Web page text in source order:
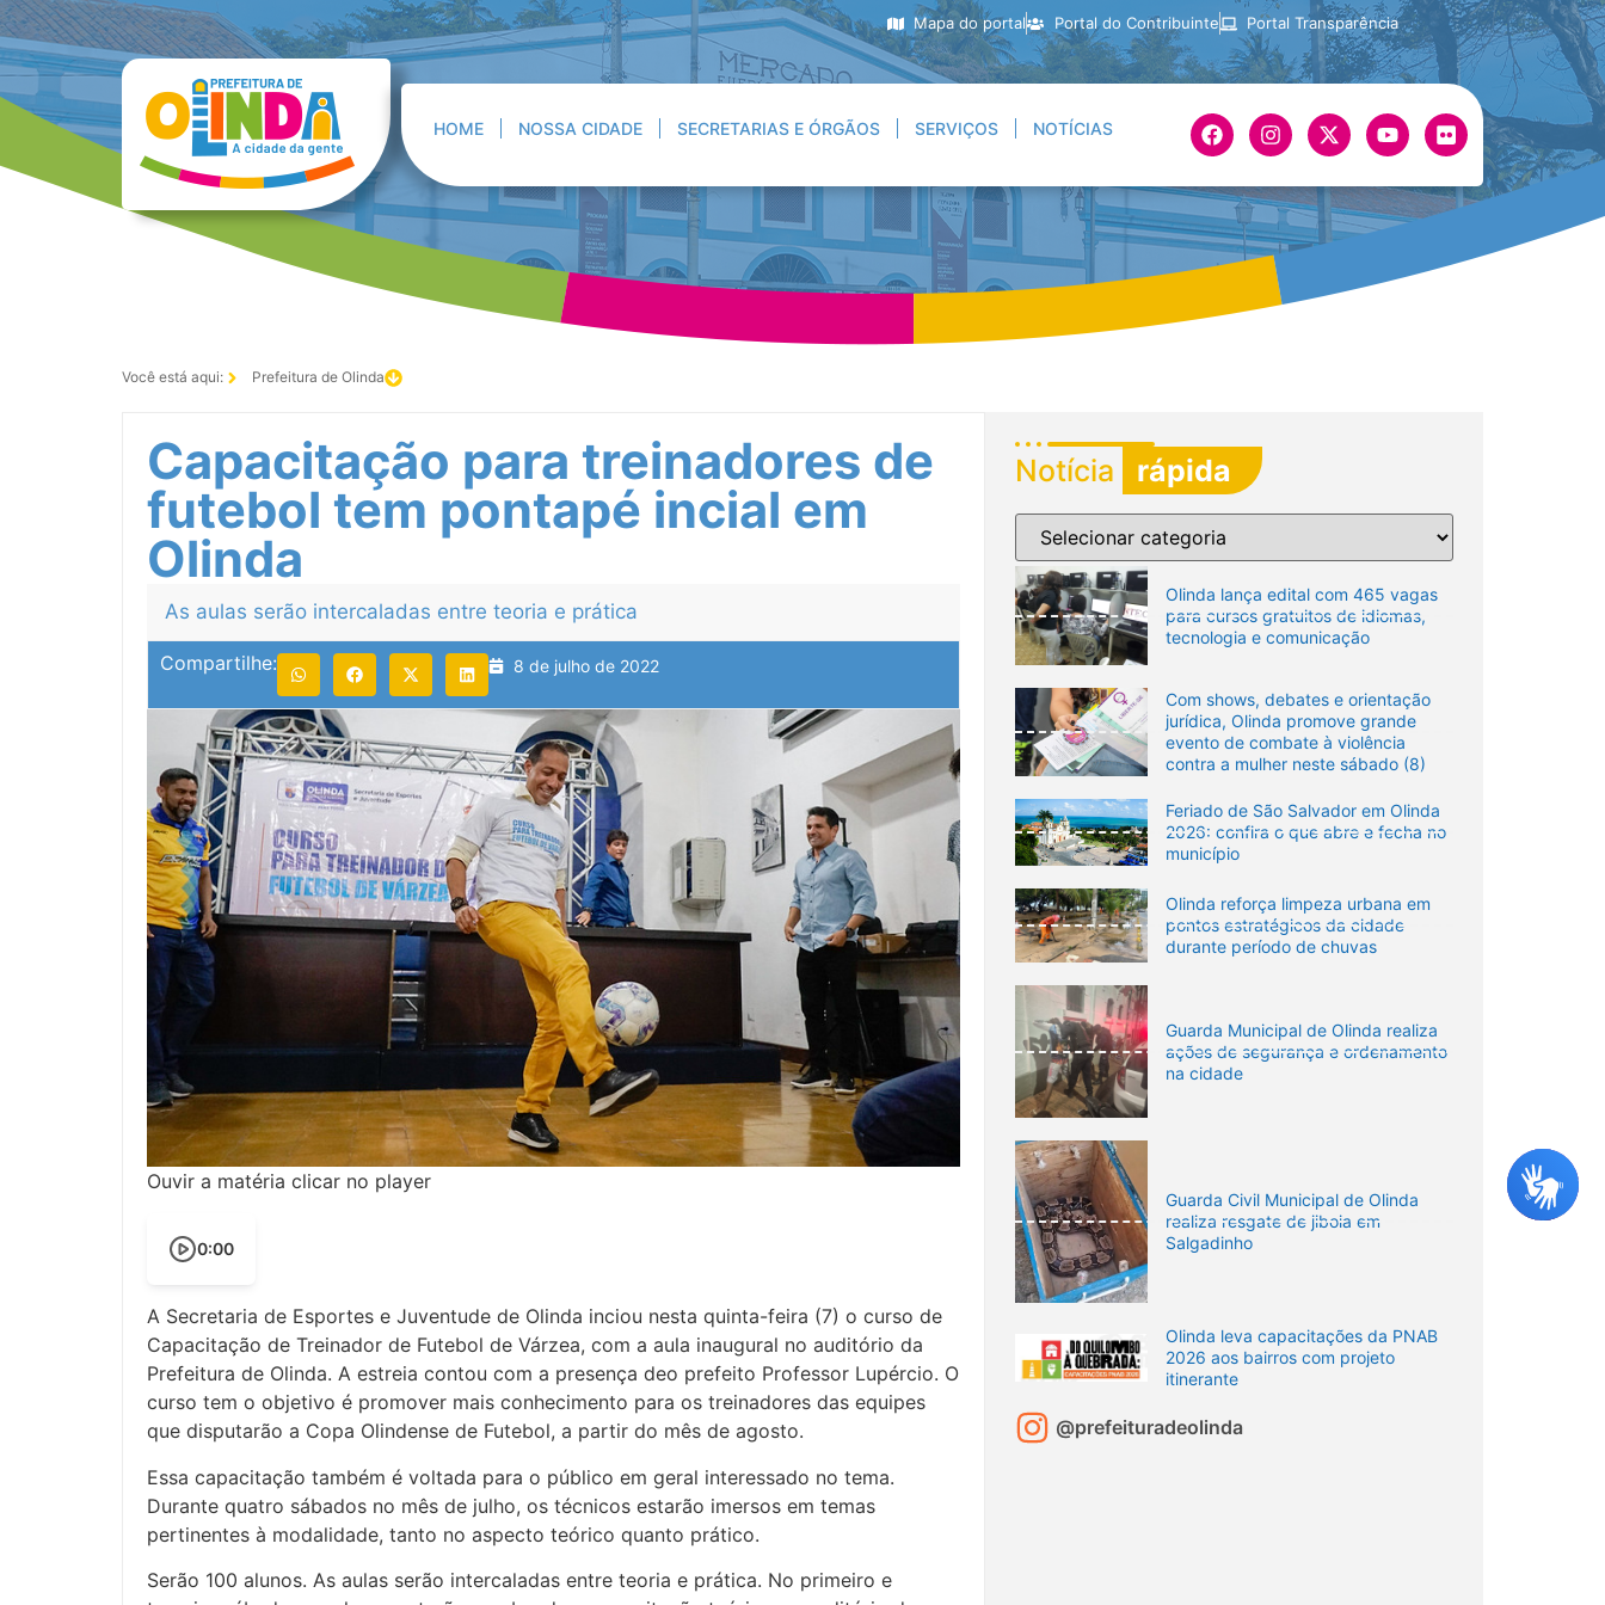
Mapa do portal Portal do Contribuinte Portal Transparência
HOME NOSSA CIDADE SECRETARIAS E ÓRGÃOS SERVIÇOS NOTÍCIAS
Você está aqui: Prefeitura de Olinda
Capacitação para treinadores de
futebol tem pontapé incial em
Olinda
As aulas serão intercaladas entre teoria e prática
Compartilhe: 8 de julho de 2022
Ouvir a matéria clicar no player
0:00
A Secretaria de Esportes e Juventude de Olinda inciou nesta quinta-feira (7) o curso de
Capacitação de Treinador de Futebol de Várzea, com a aula inaugural no auditório da
Prefeitura de Olinda. A estreia contou com a presença deo prefeito Professor Lupércio. O
curso tem o objetivo é promover mais conhecimento para os treinadores das equipes
que disputarão a Copa Olindense de Futebol, a partir do mês de agosto.
Essa capacitação também é voltada para o público em geral interessado no tema.
Durante quatro sábados no mês de julho, os técnicos estarão imersos em temas
pertinentes à modalidade, tanto no aspecto teórico quanto prático.
Serão 100 alunos. As aulas serão intercaladas entre teoria e prática. No primeiro e
Notícia rápida
Olinda lança edital com 465 vagas
para cursos gratuitos de idiomas,
tecnologia e comunicação
Com shows, debates e orientação
jurídica, Olinda promove grande
evento de combate à violência
contra a mulher neste sábado (8)
Feriado de São Salvador em Olinda
2026: confira o que abre e fecha no
município
Olinda reforça limpeza urbana em
pontos estratégicos da cidade
durante período de chuvas
Guarda Municipal de Olinda realiza
ações de segurança e ordenamento
na cidade
Guarda Civil Municipal de Olinda
realiza resgate de jiboia em
Salgadinho
Olinda leva capacitações da PNAB
2026 aos bairros com projeto
itinerante
@prefeituradeolinda